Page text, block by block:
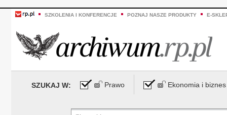
SZKOLENIA I KONFERENCJE POZNAJ NASZE PRODUKTY E-
SZUKAJ W: Prawo Ekonomia i biznes